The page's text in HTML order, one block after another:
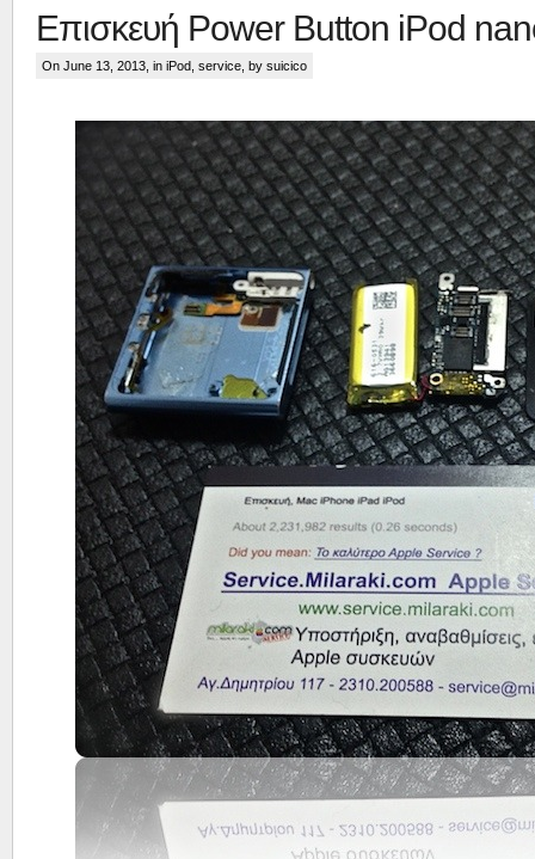
Επισκευή Power Button iPod
On June 13, 2013, in iPod service , by suicico